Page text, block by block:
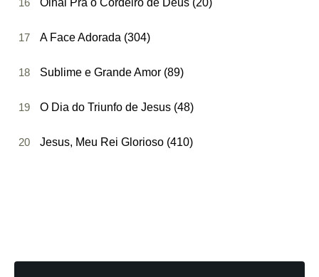
16 Olhai Pra o Cordeiro de Deus (20)
17 A Face Adorada (304)
18 Sublime e Grande Amor (89)
19 O Dia do Triunfo de Jesus (48)
20 Jesus, Meu Rei Glorioso (410)